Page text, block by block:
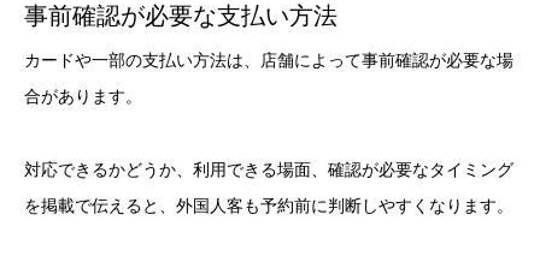
事前確認が必要な支払い方法
カードや一部の支払い方法は、店舗によって事前確認が必要な場
合があります。
対応できるかどうか、利用できる場面、確認が必要なタイミング
を掲載で伝えると、外国人客も予約前に判断しやすくなります。